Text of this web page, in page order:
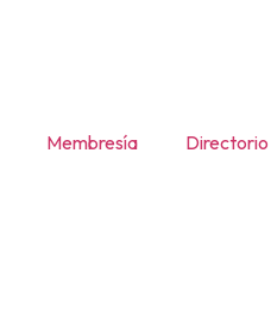
Membresía Directorio